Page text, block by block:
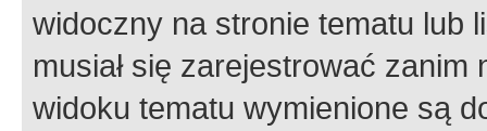
widoczny na stronie tematu lub
musiał się zarejestrować
widoku tematu wymienione są